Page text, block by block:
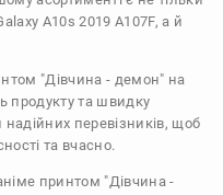
A10s 2019 A107F, а й
"Дівчина - демон" на
продукту та швидку
перевізників, щоб
та вчасно.
принтом "Дівчина -